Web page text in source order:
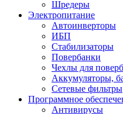
Шредеры
Электропитание
Автоинверторы
ИБП
Стабилизаторы
Повербанки
Чехлы для
Аккумуляторы,
Сетевые фильтры
Программное
Антивирусы